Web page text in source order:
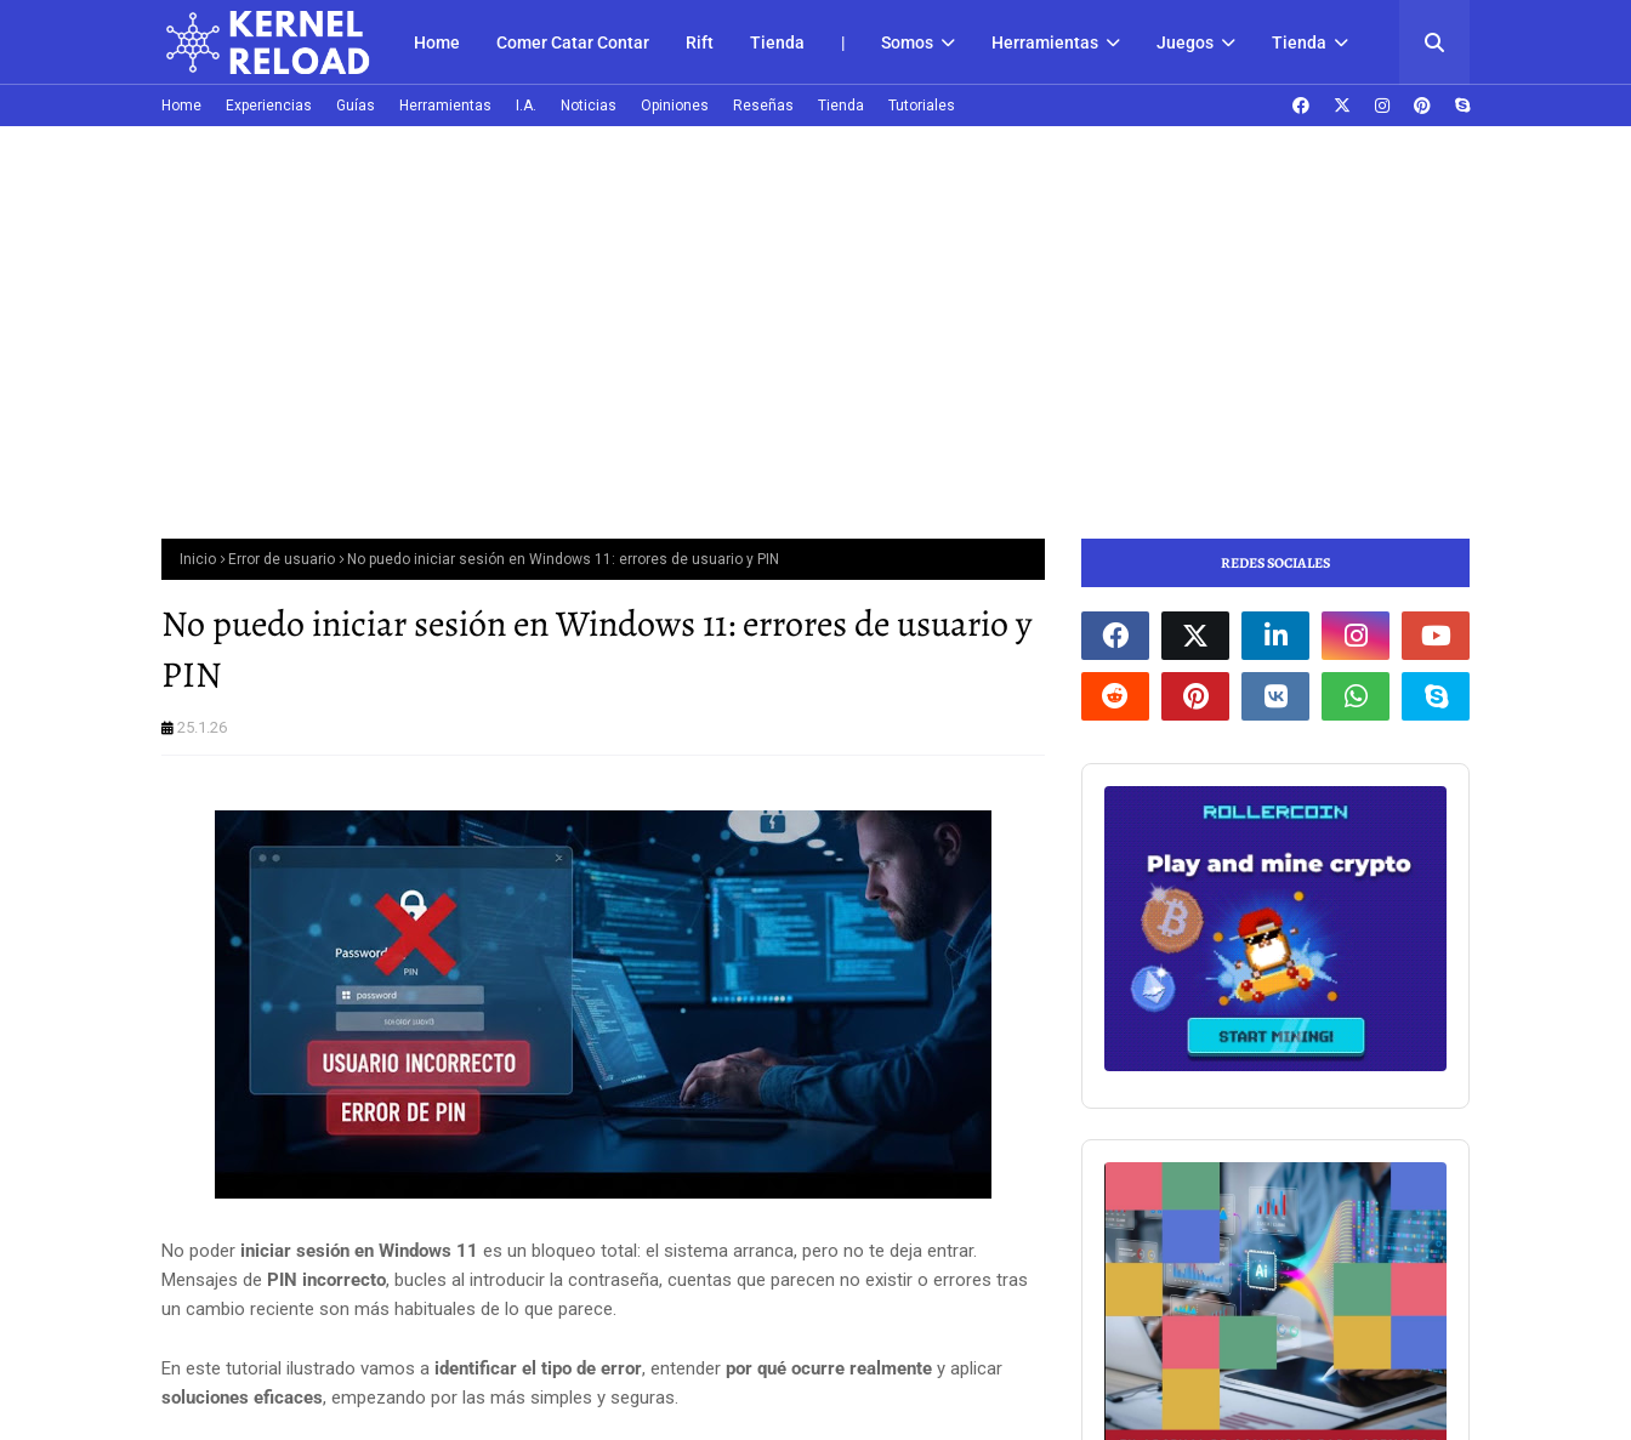
Home Comer Catar Contar Rift Tienda | Somos Herramientas Juegos Tienda
Home Experiencias Guías Herramientas I.A. Noticias Opiniones Reseñas Tienda Tutoriales
Inicio Error de usuario No puedo iniciar sesión en Windows 11: errores de usuario y PIN
No puedo iniciar sesión en Windows 11: errores de usuario y
PIN
25.1.26
No poder iniciar sesión en Windows 11 es un bloqueo total: el sistema arranca, pero no te deja entrar.
Mensajes de PIN incorrecto, bucles al introducir la contraseña, cuentas que parecen no existir o errores tras
un cambio reciente son más habituales de lo que parece.
En este tutorial ilustrado vamos a identificar el tipo de error, entender por qué ocurre realmente y aplicar
soluciones eficaces, empezando por las más simples y seguras.
REDES SOCIALES